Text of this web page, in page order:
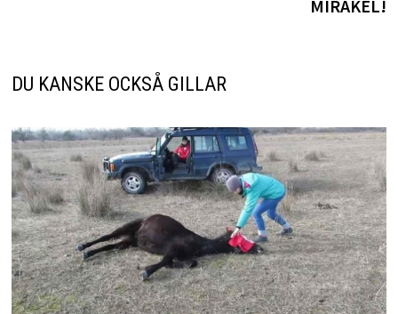
MIRAKEL!
DU KANSKE OCKSÅ GILLAR